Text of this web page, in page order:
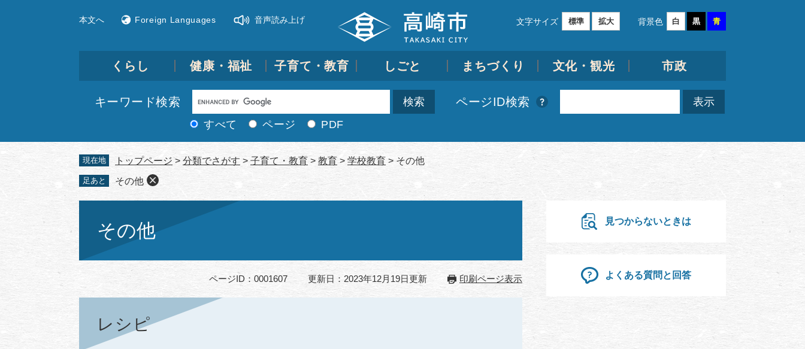
本文へ Foreign Languages 音声読み上げ 文字サイズ 標準 拡大 背景色 白 黒 青
くらし 健康・福祉 子育て・教育 しごと まちづくり 文化・観光 市政
キーワード検索
Google
カ
すべて ページ PDF
ページID検索
現在地 トップページ > 分類でさがす > 子育て・教育 > 教育 > 学校教育 > その他
足あと その他
その他
ページID：0001607 更新日：2023年12月19日更新 印刷ページ表示
レシピ
見つからないときは
よくある質問と回答